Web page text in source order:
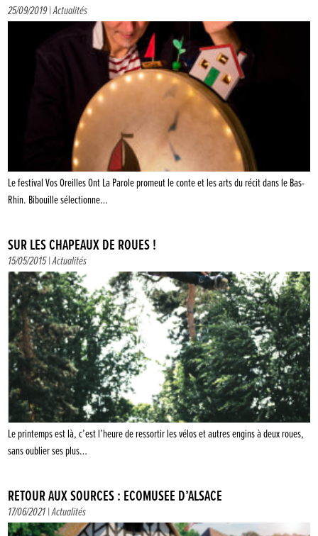
25/09/2019 |Actualités
Le festival Vos Oreilles Ont La Parole promeut le conte et les arts du récit dans le Bas-
Rhin. Bibouille sélectionne…
SUR LES CHAPEAUX DE ROUES !
15/05/2015 |Actualités
Le printemps est là, c’est l’heure de ressortir les vélos et autres engins à deux roues,
sans oublier ses plus…
RETOUR AUX SOURCES : ÉCOMUSÉE D’ALSACE
17/06/2021 |Actualités